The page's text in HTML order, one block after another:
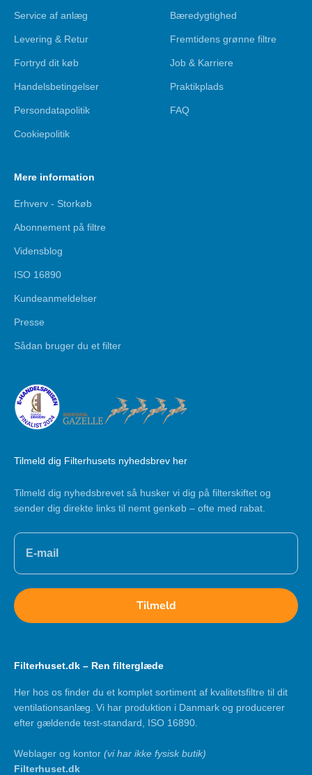
Service af anlæg
Levering & Retur
Fortryd dit køb
Handelsbetingelser
Persondatapolitik
Cookiepolitik
Bæredygtighed
Fremtidens grønne filtre
Job & Karriere
Praktikplads
FAQ
Mere information
Erhverv - Storkøb
Abonnement på filtre
Vidensblog
ISO 16890
Kundeanmeldelser
Presse
Sådan bruger du et filter
Tilmeld dig Filterhusets nyhedsbrev her
Tilmeld dig nyhedsbrevet så husker vi dig på filterskiftet og
sender dig direkte links til nemt genkøb – ofte med rabat.
Tilmeld
Filterhuset.dk – Ren filterglæde
Her hos os finder du et komplet sortiment af kvalitetsfiltre til dit
ventilationsanlæg. Vi har produktion i Danmark og producerer
efter gældende test-standard, ISO 16890.
Weblager og kontor (vi har ikke fysisk butik)
Filterhuset.dk